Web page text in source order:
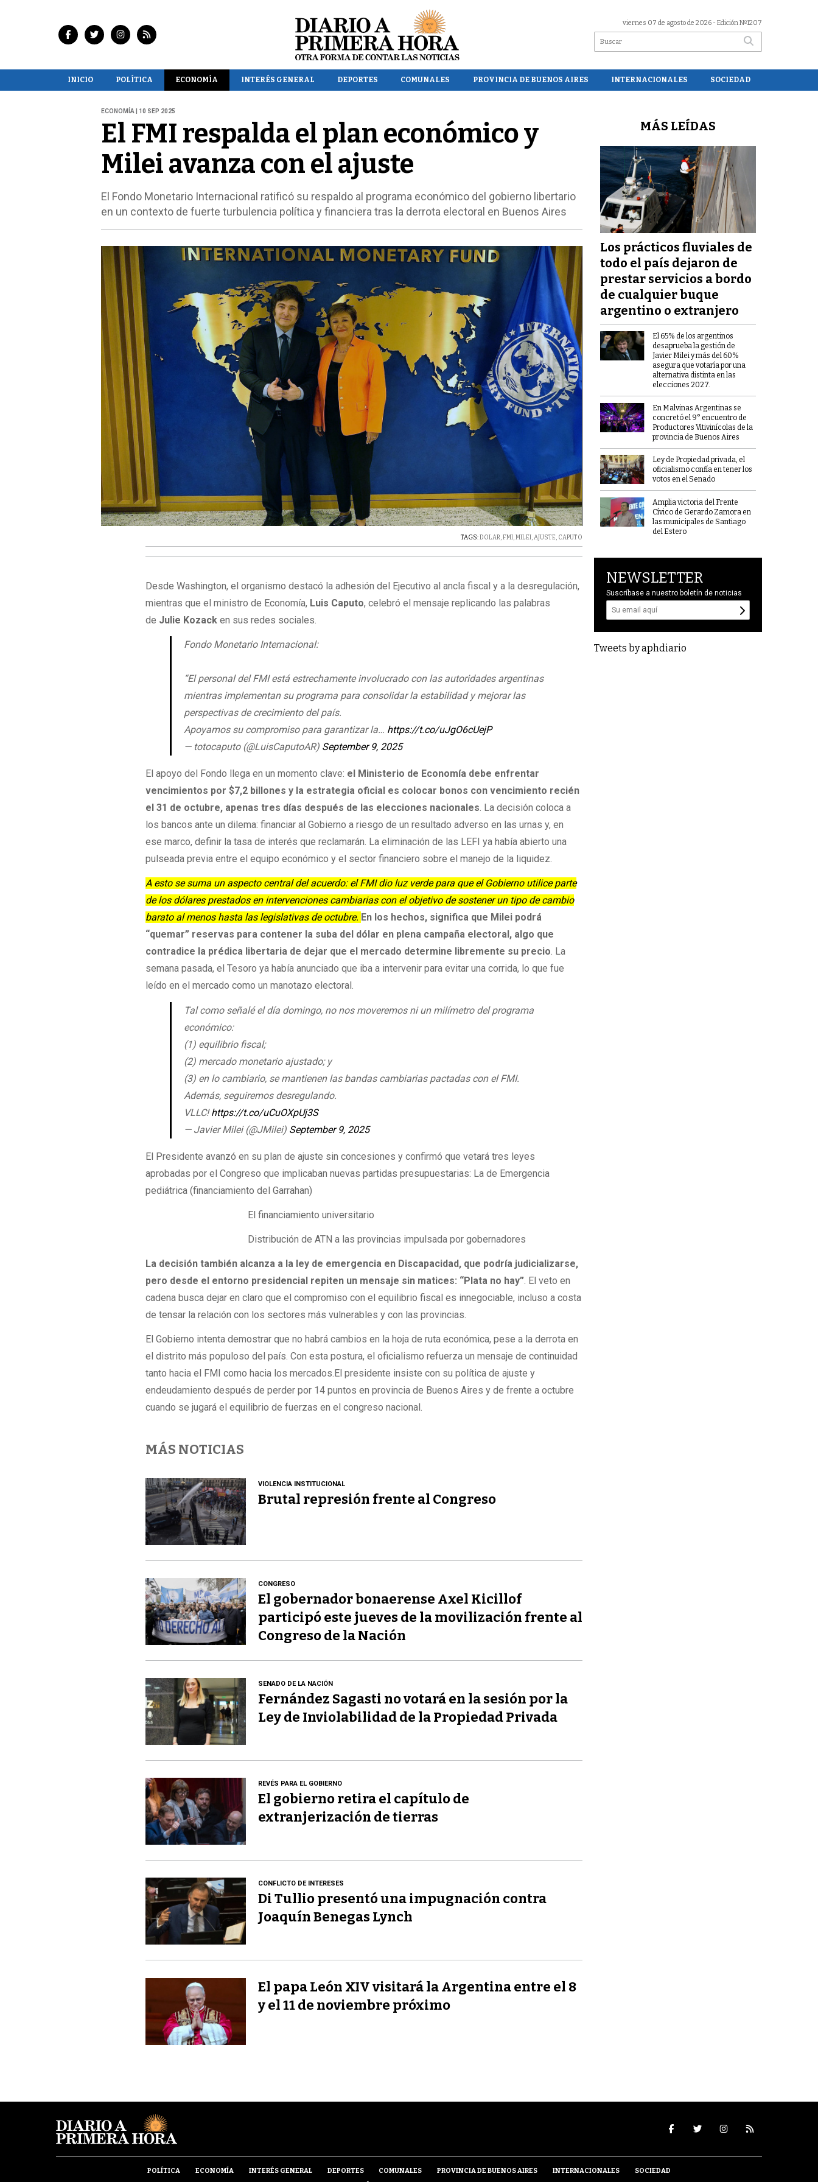
viernes 07 de agosto de 2026 - Edición Nº1207
INICIO POLÍTICA ECONOMÍA INTERÉS GENERAL DEPORTES COMUNALES PROVINCIA DE BUENOS AIRES INTERNACIONALES SOCIEDAD
ECONOMÍA | 10 SEP 2025
El FMI respalda el plan económico y
Milei avanza con el ajuste
El Fondo Monetario Internacional ratificó su respaldo al programa económico del gobierno libertario
en un contexto de fuerte turbulencia política y financiera tras la derrota electoral en Buenos Aires
TAGS:DOLAR,FMI,MILEI,AJUSTE, CAPUTO
Desde Washington, el organismo destacó la adhesión del Ejecutivo al ancla fiscal y a la desregulación,
mientras que el ministro de Economía, Luis Caputo, celebró el mensaje replicando las palabras
de Julie Kozack en sus redes sociales.
Fondo Monetario Internacional:
“El personal del FMI está estrechamente involucrado con las autoridades argentinas
mientras implementan su programa para consolidar la estabilidad y mejorar las
perspectivas de crecimiento del país.
Apoyamos su compromiso para garantizar la… https://t.co/uJgO6cUejP
— totocaputo (@LuisCaputoAR) September 9, 2025
El apoyo del Fondo llega en un momento clave: el Ministerio de Economía debe enfrentar
vencimientos por $7,2 billones y la estrategia oficial es colocar bonos con vencimiento recién
el 31 de octubre, apenas tres días después de las elecciones nacionales. La decisión coloca a
los bancos ante un dilema: financiar al Gobierno a riesgo de un resultado adverso en las urnas y, en
ese marco, definir la tasa de interés que reclamarán. La eliminación de las LEFI ya había abierto una
pulseada previa entre el equipo económico y el sector financiero sobre el manejo de la liquidez.
A esto se suma un aspecto central del acuerdo: el FMI dio luz verde para que el Gobierno utilice parte
de los dólares prestados en intervenciones cambiarias con el objetivo de sostener un tipo de cambio
barato al menos hasta las legislativas de octubre. En los hechos, significa que Milei podrá
“quemar” reservas para contener la suba del dólar en plena campaña electoral, algo que
contradice la prédica libertaria de dejar que el mercado determine libremente su precio. La
semana pasada, el Tesoro ya había anunciado que iba a intervenir para evitar una corrida, lo que fue
leído en el mercado como un manotazo electoral.
Tal como señalé el día domingo, no nos moveremos ni un milímetro del programa
económico:
(1) equilibrio fiscal;
(2) mercado monetario ajustado; y
(3) en lo cambiario, se mantienen las bandas cambiarias pactadas con el FMI.
Además, seguiremos desregulando.
VLLC!https://t.co/uCuOXpUj3S
— Javier Milei (@JMilei) September 9, 2025
El Presidente avanzó en su plan de ajuste sin concesiones y confirmó que vetará tres leyes
aprobadas por el Congreso que implicaban nuevas partidas presupuestarias: La de Emergencia
pediátrica (financiamiento del Garrahan)
El financiamiento universitario
Distribución de ATN a las provincias impulsada por gobernadores
La decisión también alcanza a la ley de emergencia en Discapacidad, que podría judicializarse,
pero desde el entorno presidencial repiten un mensaje sin matices: “Plata no hay”. El veto en
cadena busca dejar en claro que el compromiso con el equilibrio fiscal es innegociable, incluso a costa
de tensar la relación con los sectores más vulnerables y con las provincias.
El Gobierno intenta demostrar que no habrá cambios en la hoja de ruta económica, pese a la derrota en
el distrito más populoso del país. Con esta postura, el oficialismo refuerza un mensaje de continuidad
tanto hacia el FMI como hacia los mercados.El presidente insiste con su política de ajuste y
endeudamiento después de perder por 14 puntos en provincia de Buenos Aires y de frente a octubre
cuando se jugará el equilibrio de fuerzas en el congreso nacional.
MÁS NOTICIAS
VIOLENCIA INSTITUCIONAL
Brutal represión frente al Congreso
CONGRESO
El gobernador bonaerense Axel Kicillof
participó este jueves de la movilización frente al
Congreso de la Nación
SENADO DE LA NACIÓN
Fernández Sagasti no votará en la sesión por la
Ley de Inviolabilidad de la Propiedad Privada
REVÉS PARA EL GOBIERNO
El gobierno retira el capítulo de
extranjerización de tierras
CONFLICTO DE INTERESES
Di Tullio presentó una impugnación contra
Joaquín Benegas Lynch
El papa León XIV visitará la Argentina entre el 8
y el 11 de noviembre próximo
MÁS LEÍDAS
Los prácticos fluviales de
todo el país dejaron de
prestar servicios a bordo
de cualquier buque
argentino o extranjero
El 65% de los argentinos
desaprueba la gestión de
Javier Milei y más del 60%
asegura que votaría por una
alternativa distinta en las
elecciones 2027.
En Malvinas Argentinas se
concretó el 9° encuentro de
Productores Vitivinícolas de la
provincia de Buenos Aires
Ley de Propiedad privada, el
oficialismo confía en tener los
votos en el Senado
Amplia victoria del Frente
Cívico de Gerardo Zamora en
las municipales de Santiago
del Estero
NEWSLETTER
Suscríbase a nuestro boletín de noticias
Tweets by aphdiario
POLÍTICA ECONOMÍA INTERÉS GENERAL DEPORTES COMUNALES PROVINCIA DE BUENOS AIRES INTERNACIONALES
SOCIEDAD